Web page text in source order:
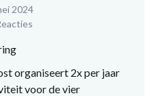
2024
organiseert 2x per jaar
voor de vier